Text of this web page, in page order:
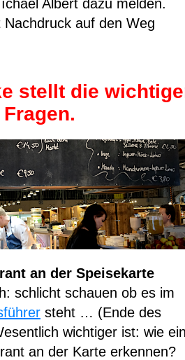
Albert dazu melden.
auf den Weg
stellt die
Fragen.
an der Speisekarte
schlicht schauen ob es im
steht … (Ende des
wichtiger ist: wie
an der Karte erkennen?